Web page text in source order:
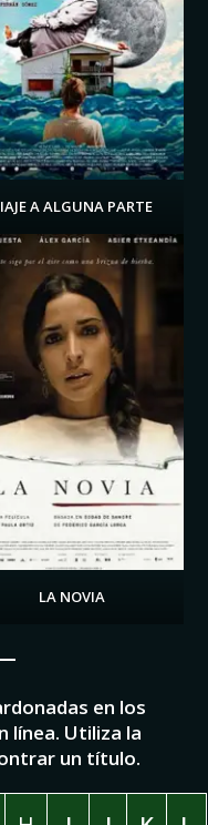
A ALGUNA PARTE
LA NOVIA
en los
línea. Utiliza la
un título.